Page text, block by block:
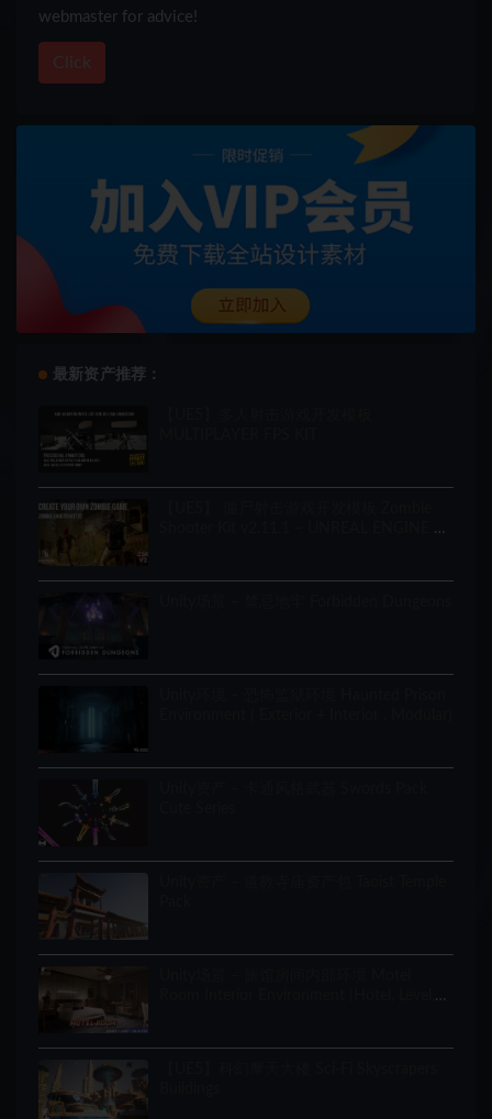
webmaster for advice!
Click
最新资产推荐：
Shooter Kit v2.11.1 – UNREAL ENGINE 5